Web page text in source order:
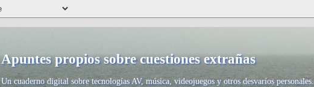
Apuntes propios sobre cuestiones extrañas
Un cuaderno digital sobre tecnologías AV, música, videojuegos y otros desvaríos personales.